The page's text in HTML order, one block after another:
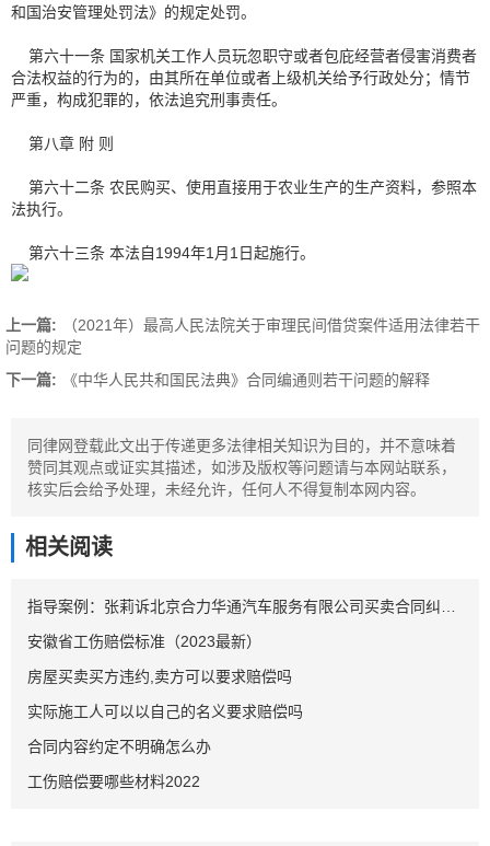
和国治安管理处罚法》的规定处罚。
第六十一条 国家机关工作人员玩忽职守或者包庇经营者侵害消费者
合法权益的行为的，由其所在单位或者上级机关给予行政处分；情节
严重，构成犯罪的，依法追究刑事责任。
第八章 附 则
第六十二条 农民购买、使用直接用于农业生产的生产资料，参照本
法执行。
第六十三条 本法自1994年1月1日起施行。
上一篇:
（2021年）最高人民法院关于审理民间借贷案件适用法律若干
问题的规定
下一篇:
《中华人民共和国民法典》合同编通则若干问题的解释
同律网登载此文出于传递更多法律相关知识为目的，并不意味着
赞同其观点或证实其描述，如涉及版权等问题请与本网站联系，
核实后会给予处理，未经允许，任何人不得复制本网内容。
相关阅读
安徽省工伤赔偿标准（2023最新）
房屋买卖买方违约,卖方可以要求赔偿吗
实际施工人可以以自己的名义要求赔偿吗
合同内容约定不明确怎么办
工伤赔偿要哪些材料2022